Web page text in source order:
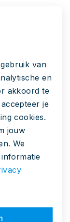
u hier
Maar u kunt
terug te gaan
van
en
akkoord te
je
cookies.
jouw
We